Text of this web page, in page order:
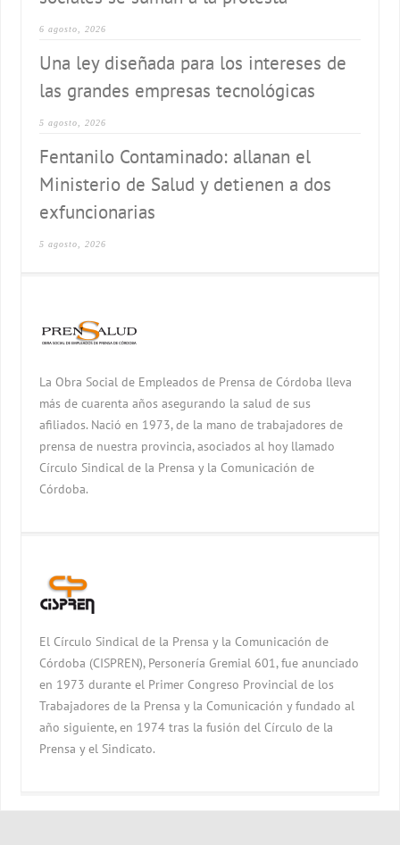
6 agosto, 2026
Una ley diseñada para los intereses de
las grandes empresas tecnológicas
5 agosto, 2026
Fentanilo Contaminado: allanan el
Ministerio de Salud y detienen a dos
exfuncionarias
5 agosto, 2026
La Obra Social de Empleados de Prensa de Córdoba lleva
más de cuarenta años asegurando la salud de sus
afiliados. Nació en 1973, de la mano de trabajadores de
prensa de nuestra provincia, asociados al hoy llamado
Círculo Sindical de la Prensa y la Comunicación de
Córdoba.
El Círculo Sindical de la Prensa y la Comunicación de
Córdoba (CISPREN), Personería Gremial 601, fue anunciado
en 1973 durante el Primer Congreso Provincial de los
Trabajadores de la Prensa y la Comunicación y fundado al
año siguiente, en 1974 tras la fusión del Círculo de la
Prensa y el Sindicato.